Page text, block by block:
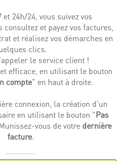
24h/24, vous suivez vos
et payez vos factures,
et réalisez vos démarches en
clics.
le service client !
efficace, en utilisant le bouton
compte" en haut à droite.
connexion, la création d'un
en utilisant le bouton "Pas
vous de votre dernière
facture.